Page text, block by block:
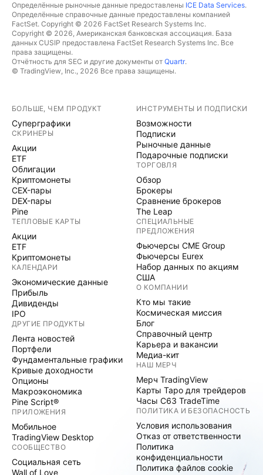
Определённые рыночные данные предоставлены ICE Data Services.
Определённые справочные данные предоставлены компанией
FactSet. Copyright © 2026 FactSet Research Systems Inc.
Copyright © 2026, Американская банковская ассоциация. База
данных CUSIP предоставлена FactSet Research Systems Inc. Все
права защищены.
Отчётность для SEC и другие документы от Quartr.
© TradingView, Inc., 2026 Все права защищены.
БОЛЬШЕ, ЧЕМ ПРОДУКТ
Суперграфики
СКРИНЕРЫ
Акции
ETF
Облигации
Криптомонеты
CEX-пары
DEX-пары
Pine
ТЕПЛОВЫЕ КАРТЫ
Акции
ETF
Криптомонеты
КАЛЕНДАРИ
Экономические данные
Прибыль
Дивиденды
IPO
ДРУГИЕ ПРОДУКТЫ
Лента новостей
Портфели
Фундаментальные графики
Кривые доходности
Опционы
Макроэкономика
Pine Script®
ПРИЛОЖЕНИЯ
Мобильное
TradingView Desktop
СООБЩЕСТВО
Социальная сеть
Wall of Love
ИНСТРУМЕНТЫ И ПОДПИСКИ
Возможности
Подписки
Рыночные данные
Подарочные подписки
ТОРГОВЛЯ
Обзор
Брокеры
Сравнение брокеров
The Leap
СПЕЦИАЛЬНЫЕ
ПРЕДЛОЖЕНИЯ
Фьючерсы CME Group
Фьючерсы Eurex
Набор данных по акциям
США
О КОМПАНИИ
Кто мы такие
Космическая миссия
Блог
Справочный центр
Карьера и вакансии
Медиа-кит
НАШ МЕРЧ
Мерч TradingView
Карты Таро для трейдеров
Часы C63 TradeTime
ПОЛИТИКА И БЕЗОПАСНОСТЬ
Условия использования
Отказ от ответственности
Политика
конфиденциальности
Политика файлов cookie